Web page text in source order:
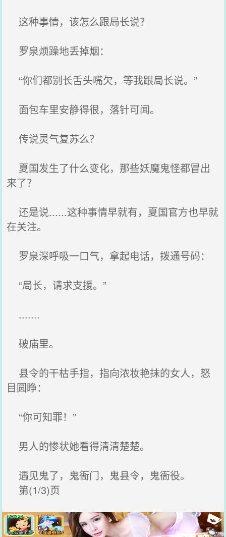
这种事情，该怎么跟局长说？
罗泉烦躁地丢掉烟：
“你们都别长舌头嘴欠，等我跟局长说。”
面包车里安静得很，落针可闻。
传说灵气复苏么？
夏国发生了什么变化，那些妖魔鬼怪都冒出
来了？
还是说......这种事情早就有，夏国官方也早就
在关注。
罗泉深呼吸一口气，拿起电话，拨通号码：
“局长，请求支援。”
.......
破庙里。
县令的干枯手指，指向浓妆艳抹的女人，怒
目圆睁：
“你可知罪！”
男人的惨状她看得清清楚楚。
遇见鬼了，鬼衙门，鬼县令，鬼衙役。
第(1/3)页